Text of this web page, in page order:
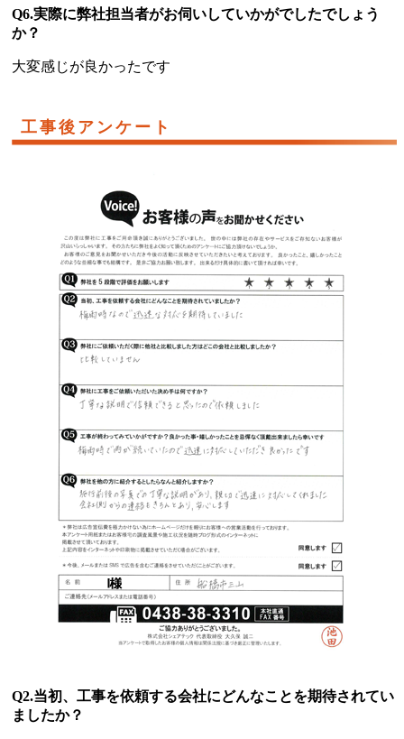
Q6.実際に弊社担当者がお伺いしていかがでしたでしょう
か？
大変感じが良かったです
工事後アンケート
Q2.当初、工事を依頼する会社にどんなことを期待されてい
ましたか？